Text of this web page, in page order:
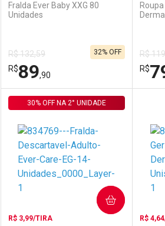
Comprar sem Desconto
Por R$ 79,11/cada
Comprar sem Desconto
Por R$ 79,11/cada
Por
Por
Fralda Ever Baby XXG 80
Unidades
R$ 132,59
R$89,90
32% OFF
Laboratório
Por Menos
R$
R$
R$ 3,99/TIRA
30% OFF NA 2° UNIDADE
COMPRAR
R$